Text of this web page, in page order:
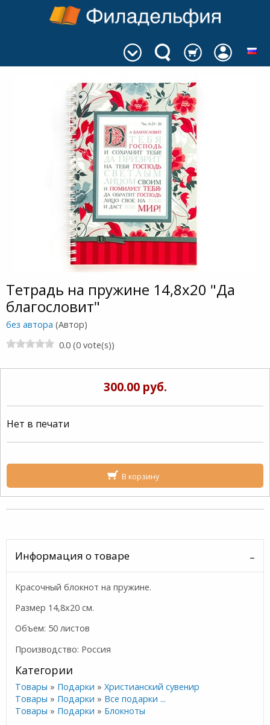
Тетрадь на пружине 14,8х20 "Да
благословит"
без автора (Автор)
0.0 (0 vote(s))
300.00 руб.
Нет в печати
В корзину
Информация о товаре
Красочный блокнот на пружине.
Размер 14,8х20 см.
Объем: 50 листов
Производство: Россия
Категории
Товары » Подарки »Христианский сувенир
Товары » Подарки » Все подарки ...
Товары » Подарки » Блокноты